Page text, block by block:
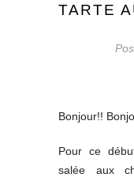
TARTE
Bonjour!!
Pour ce
salée aux